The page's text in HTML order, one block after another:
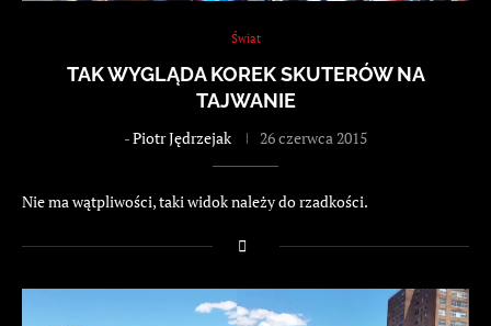
Świat
TAK WYGLĄDA KOREK SKUTERÓW NA
TAJWANIE
-Piotr Jędrzejak 26 czerwca 2015
Nie ma wątpliwości, taki widok należy do rzadkości.